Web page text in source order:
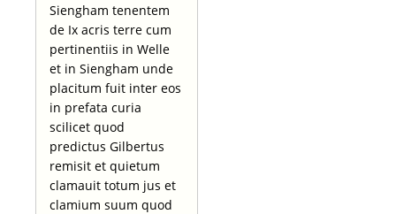
Siengham tenentem
de Ix acris terre cum
pertinentiis in Welle
et in Siengham unde
placitum fuit inter eos
in prefata curia
scilicet quod
predictus Gilbertus
remisit et quietum
clamauit totum jus et
clamium suum quod